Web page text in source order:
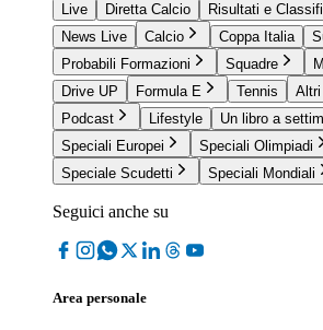
Live
Diretta Calcio
Risultati e
News Live
Calcio Coppa Italia
Probabili Formazioni
Squadre
Drive UP
Formula E Tennis
Podcast
Lifestyle
Un libro a
Speciali Europei
Speciali Olimpiadi
Speciale Scudetti
Speciali Mondiali
Seguici anche su
Area personale